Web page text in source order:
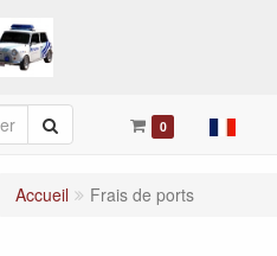
Rechercher 0
Accueil Frais de ports